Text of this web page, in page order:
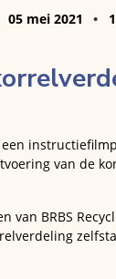
05 mei 2021
een
van de
van BRBS